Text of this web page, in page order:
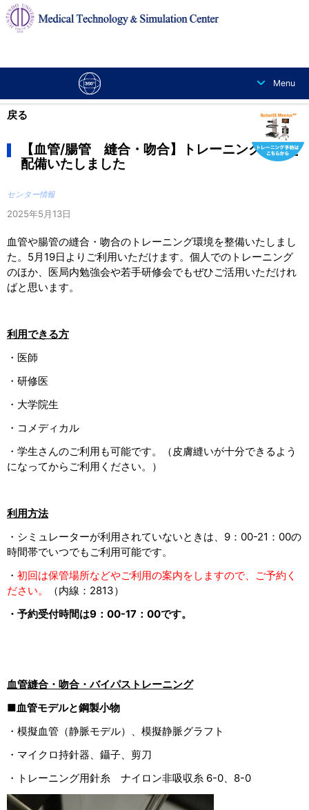
Menu
交通アクセス
戻る
【血管/腸管 縫合・吻合】トレーニング機器を
配備いたしました
センター情報
2025年5月13日
血管や腸管の縫合・吻合のトレーニング環境を整備いたしまし
た。5月19日よりご利用いただけます。個人でのトレーニング
のほか、医局内勉強会や若手研修会でもぜひご活用いただけれ
ばと思います。
利用できる方
・医師
・研修医
・大学院生
・コメディカル
・学生さんのご利用も可能です。（皮膚縫いが十分できるよう
になってからご利用ください。）
利用方法
・シミュレーターが利用されていないときは、9：00-21：00の
時間帯でいつでもご利用可能です。
・ 初回は保管場所などやご利用の案内をしますので、ご予約く
ださい。
（内線：2813）
・予約受付時間は9：00-17：00です。
血管縫合・吻合・バイパストレーニング
■血管モデルと鋼製小物
・模擬血管（静脈モデル）、模擬静脈グラフト
・マイクロ持針器、鑷子、剪刀
・トレーニング用針糸 ナイロン非吸収糸 6-0、8-0